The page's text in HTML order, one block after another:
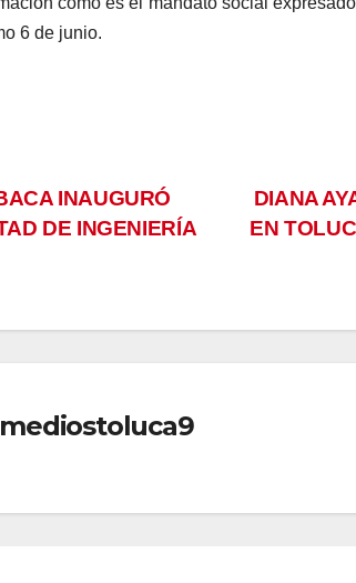
6 de junio.
DIANA
EN
INAUGURÓ
DE INGENIERÍA